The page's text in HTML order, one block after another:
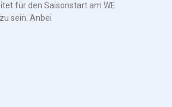
für den Saisonstart am WE
sein. Anbei